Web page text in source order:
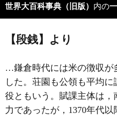
世界大百科事典（旧版） 内の
【段銭】より
…鎌倉時代には米の徴収が
した。荘園も公領も平均
役 ともいう。賦課主体は
力であったが，1370年代